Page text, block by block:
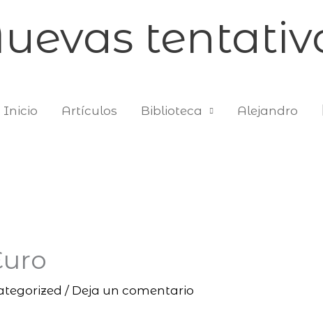
Inicio Artículos Biblioteca Alejandro
/ Deja un comentario